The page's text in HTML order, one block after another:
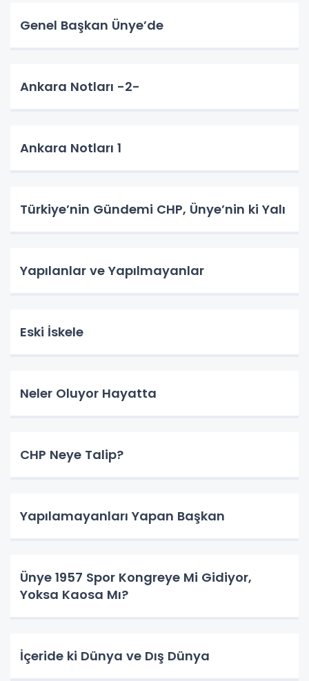
Genel Başkan Ünye’de
Ankara Notları -2-
Ankara Notları 1
Türkiye’nin Gündemi CHP, Ünye’nin ki Yalı
Yapılanlar ve Yapılmayanlar
Eski İskele
Neler Oluyor Hayatta
CHP Neye Talip?
Yapılamayanları Yapan Başkan
Ünye 1957 Spor Kongreye Mi Gidiyor,
Yoksa Kaosa Mı?
İçeride ki Dünya ve Dış Dünya